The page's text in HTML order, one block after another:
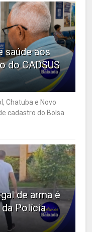
saúde aos
do CADSUS
Chatuba e Novo
cadastro do Bolsa
de arma é
Polícia